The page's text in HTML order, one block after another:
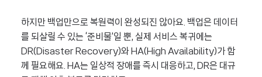
하지만 백업만으로 복원력이 완성되진 않아요. 백업은 데이터
를 되살릴 수 있는 ‘준비물’일 뿐, 실제 서비스 복귀에는
DR(Disaster Recovery)와 HA(High Availability)가 함
께 필요해요. HA는 일상적 장애를 즉시 대응하고, DR은 대규